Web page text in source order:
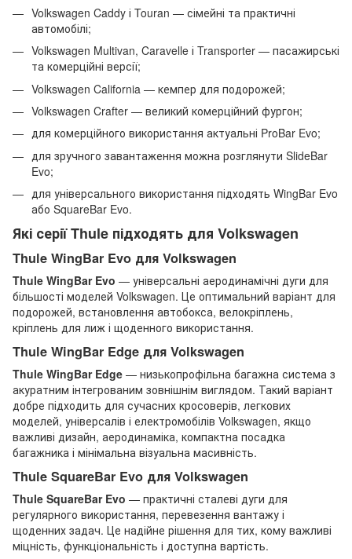
Volkswagen Caddy і Touran — сімейні та практичні
автомобілі;
Volkswagen Multivan, Caravelle і Transporter — пасажирські
та комерційні версії;
Volkswagen California — кемпер для подорожей;
Volkswagen Crafter — великий комерційний фургон;
для комерційного використання актуальні ProBar Evo;
для зручного завантаження можна розглянути SlideBar
Evo;
для універсального використання підходять WingBar Evo
або SquareBar Evo.
Які серії Thule підходять для Volkswagen
Thule WingBar Evo для Volkswagen
Thule WingBar Evo — універсальні аеродинамічні дуги для
більшості моделей Volkswagen. Це оптимальний варіант для
подорожей, встановлення автобокса, велокріплень,
кріплень для лиж і щоденного використання.
Thule WingBar Edge для Volkswagen
Thule WingBar Edge — низькопрофільна багажна система з
акуратним інтегрованим зовнішнім виглядом. Такий варіант
добре підходить для сучасних кросоверів, легкових
моделей, універсалів і електромобілів Volkswagen, якщо
важливі дизайн, аеродинаміка, компактна посадка
багажника і мінімальна візуальна масивність.
Thule SquareBar Evo для Volkswagen
Thule SquareBar Evo — практичні сталеві дуги для
регулярного використання, перевезення вантажу і
щоденних задач. Це надійне рішення для тих, кому важливі
міцність, функціональність і доступна вартість.